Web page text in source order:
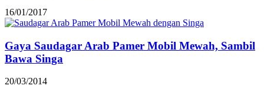
16/01/2017
Gaya Saudagar Arab Pamer Mobil Mewah, Sambil
Bawa Singa
20/03/2014